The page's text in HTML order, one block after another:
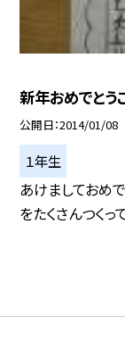
新年おめでとう
公開日 2014/01/08
１年生
あけましておめ
をたくさんつくっ